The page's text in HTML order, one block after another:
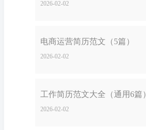
2026-02-02
电商运营简历范文（5篇）
2026-02-02
工作简历范文大全（通用6篇
2026-02-02